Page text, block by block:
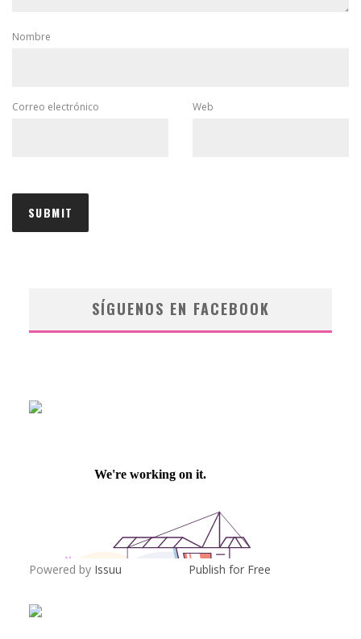
Nombre
Correo electrónico Web
SÍGUENOS EN FACEBOOK
Powered by Issuu Publish for Free